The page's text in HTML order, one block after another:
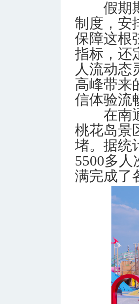
假期期
制度，安
保障这根
指标，还
人流动态
高峰带来
信体验流
在南通
桃花岛景
堵。据统
5500多人
满完成了